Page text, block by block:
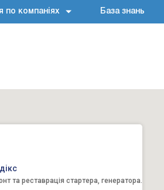
по компаніях База знань
та реставрація стартера, генератора.